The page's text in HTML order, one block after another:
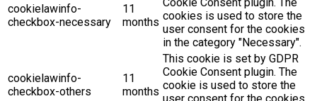
cookielawinfo-
checkbox-necessary
11
months cookies is used to store the
user consent for the cookies
in the category "Necessary".
cookielawinfo-
checkbox-others
11
months
This cookie is set by GDPR
Cookie Consent plugin. The
cookie is used to store the